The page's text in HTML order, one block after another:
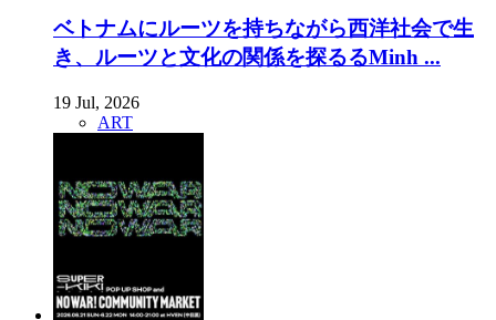
ベトナムにルーツを持ちながら西洋社会で生
き、ルーツと文化の関係を探るるMinh ...
19 Jul, 2026
ART